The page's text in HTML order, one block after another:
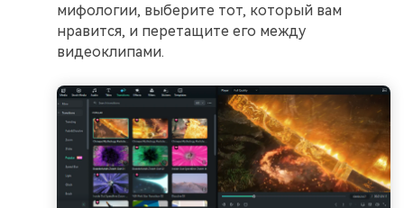
мифологии, выберите тот, который вам
нравится, и перетащите его между
видеоклипами.